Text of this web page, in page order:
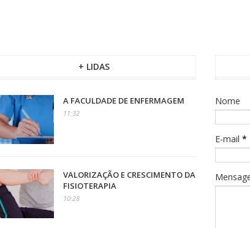
+ LIDAS
A FACULDADE DE ENFERMAGEM
11:32
VALORIZAÇÃO E CRESCIMENTO DA
FISIOTERAPIA
10:28
Nome
E-mail*